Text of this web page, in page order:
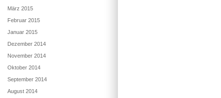
März 2015
Februar 2015
Januar 2015
Dezember 2014
November 2014
Oktober 2014
September 2014
August 2014